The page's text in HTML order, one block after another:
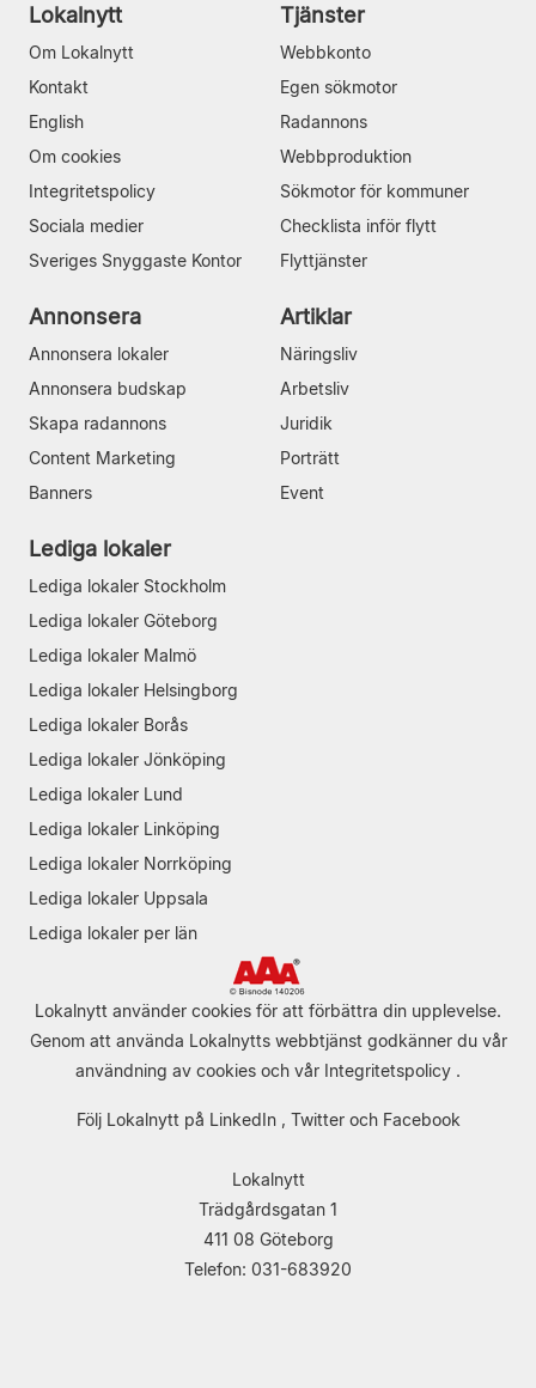
Lokalnytt
Om Lokalnytt
Kontakt
English
Om cookies
Integritetspolicy
Sociala medier
Sveriges Snyggaste Kontor
Tjänster
Webbkonto
Egen sökmotor
Radannons
Webbproduktion
Sökmotor för kommuner
Checklista inför flytt
Flyttjänster
Annonsera
Annonsera lokaler
Annonsera budskap
Skapa radannons
Content Marketing
Banners
Artiklar
Näringsliv
Arbetsliv
Juridik
Porträtt
Event
Lediga lokaler
Lediga lokaler Stockholm
Lediga lokaler Göteborg
Lediga lokaler Malmö
Lediga lokaler Helsingborg
Lediga lokaler Borås
Lediga lokaler Jönköping
Lediga lokaler Lund
Lediga lokaler Linköping
Lediga lokaler Norrköping
Lediga lokaler Uppsala
Lediga lokaler per län
Lokalnytt använder cookies för att förbättra din upplevelse.
Genom att använda Lokalnytts webbtjänst godkänner du vår
användning av cookies och vår Integritetspolicy .
Följ Lokalnytt på LinkedIn, Twitteroch Facebook
Lokalnytt
Trädgårdsgatan 1
411 08 Göteborg
Telefon: 031-683920